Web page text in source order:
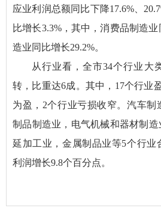
应业利润总额同比下降17.6%、
比增长3.3%，其中，消费品制造业
造业同比增长29.2%。
从行业看，全市34个行业大
转，比重达6成。其中，17个行业
为盈，2个行业亏损收窄。汽车制
制品制造业，电气机械和器材制
延加工业，金属制品业等5个行业
利润增长9.8个百分点。